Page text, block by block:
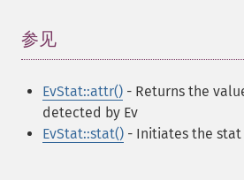
参见
EvStat::attr() - Returns the
detected by Ev
EvStat::stat() - Initiates the